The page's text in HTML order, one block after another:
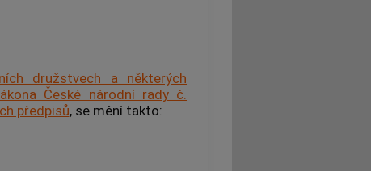
družstvech a některých
České národní rady č.
předpisů, se mění takto: